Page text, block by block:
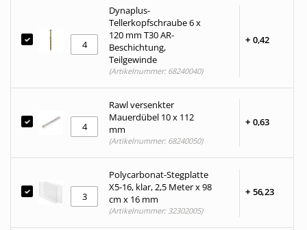
Dynaplus-
Tellerkopfschraube 6 x
120 mm T30 AR-
Beschichtung,
Teilgewinde
+ 0,42
(Artikelnummer: 68240040)
Rawl versenkter
Mauerdübel 10 x 112
mm
+ 0,63
(Artikelnummer: 68240050)
Polycarbonat-Stegplatte
X5-16, klar, 2,5 Meter x 98
cm x 16 mm
+ 56,23
(Artikelnummer: 32302005)